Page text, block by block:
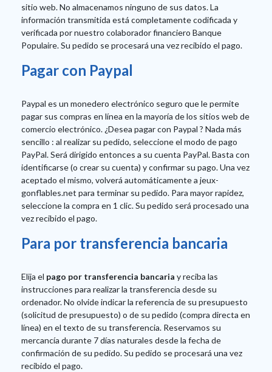
sitio web. No almacenamos ninguno de sus datos. La
información transmitida está completamente codificada y
verificada por nuestro colaborador financiero Banque
Populaire. Su pedido se procesará una vez recibido el pago.
Pagar con Paypal
Paypal es un monedero electrónico seguro que le permite
pagar sus compras en línea en la mayoría de los sitios web de
comercio electrónico. ¿Desea pagar con Paypal ? Nada más
sencillo : al realizar su pedido, seleccione el modo de pago
PayPal. Será dirigido entonces a su cuenta PayPal. Basta con
identificarse (o crear su cuenta) y confirmar su pago. Una vez
aceptado el mismo, volverá automáticamente a jeux-
gonflables.net para terminar su pedido. Para mayor rapidez,
seleccione la compra en 1 clic. Su pedido será procesado una
vez recibido el pago.
Para por transferencia bancaria
Elija el pago por transferencia bancaria y reciba las
instrucciones para realizar la transferencia desde su
ordenador. No olvide indicar la referencia de su presupuesto
(solicitud de presupuesto) o de su pedido (compra directa en
línea) en el texto de su transferencia. Reservamos su
mercancía durante 7 días naturales desde la fecha de
confirmación de su pedido. Su pedido se procesará una vez
recibido el pago.